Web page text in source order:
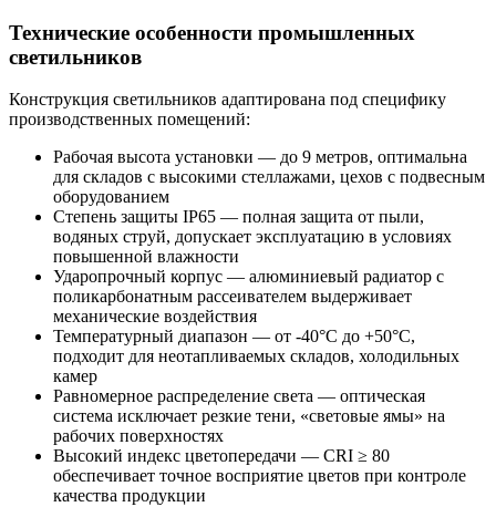
Технические особенности промышленных
светильников
Конструкция светильников адаптирована под специфику
производственных помещений:
Рабочая высота установки — до 9 метров, оптимальна
для складов с высокими стеллажами, цехов с подвесным
оборудованием
Степень защиты IP65 — полная защита от пыли,
водяных струй, допускает эксплуатацию в условиях
повышенной влажности
Ударопрочный корпус — алюминиевый радиатор с
поликарбонатным рассеивателем выдерживает
механические воздействия
Температурный диапазон — от -40°C до +50°C,
подходит для неотапливаемых складов, холодильных
камер
Равномерное распределение света — оптическая
система исключает резкие тени, «световые ямы» на
рабочих поверхностях
Высокий индекс цветопередачи — CRI ≥ 80
обеспечивает точное восприятие цветов при контроле
качества продукции